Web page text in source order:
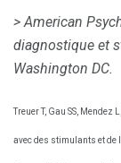
> American
diagnostique et
Washington DC.
Treuer T, Gau SS, Mendez
avec des stimulants et de